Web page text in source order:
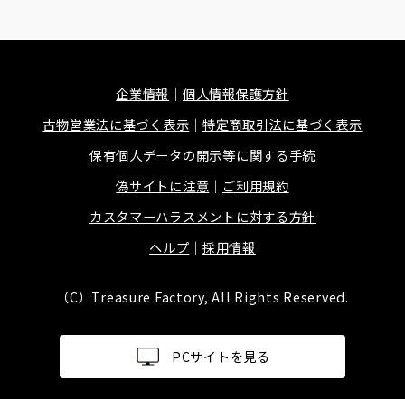
企業情報
個人情報保護方針
古物営業法に基づく表示
特定商取引法に基づく表示
保有個人データの開示等に関する手続
偽サイトに注意
ご利用規約
カスタマーハラスメントに対する方針
ヘルプ
採用情報
（C）Treasure Factory, All Rights Reserved.
PCサイトを見る